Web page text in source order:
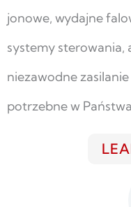
jonowe, wydajne
systemy sterowania,
niezawodne
potrzebne w